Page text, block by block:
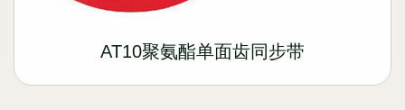
AT10聚氨酯单面齿同步带